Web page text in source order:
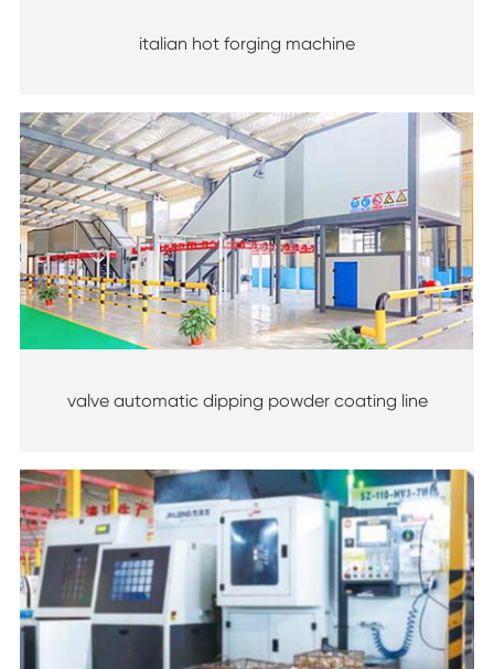
italian hot forging machine
valve automatic dipping powder coating line